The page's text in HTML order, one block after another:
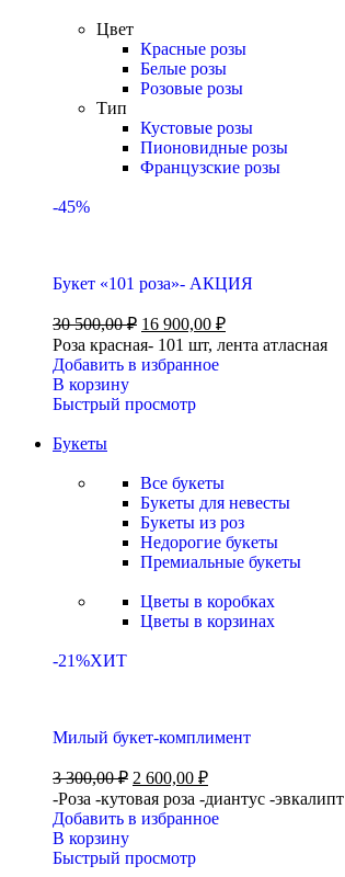
Цвет
Красные розы
Белые розы
Розовые розы
Тип
Кустовые розы
Пионовидные розы
Французские розы
-45%
Букет «101 роза»- АКЦИЯ
30 500,00₽ 16 900,00 ₽
Роза красная- 101 шт, лента атласная
Добавить в избранное
В корзину
Быстрый просмотр
Букеты
Все букеты
Букеты для невесты
Букеты из роз
Недорогие букеты
Премиальные букеты
Цветы в коробках
Цветы в корзинах
-21%ХИТ
Милый букет-комплимент
3 300,00₽ 2 600,00 ₽
-Роза -кутовая роза -диантус -эвкалипт
Добавить в избранное
В корзину
Быстрый просмотр